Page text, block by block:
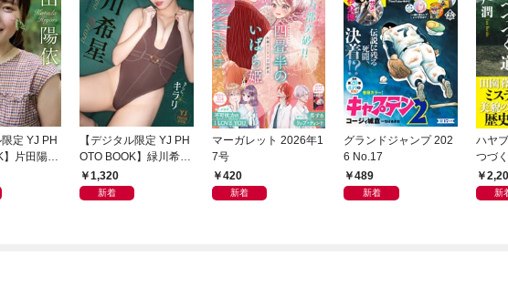
限定 YJ PH
片田陽依
日和」
【デジタル限定 YJ PH
OTO BOOK】緑川希星
写真集「きらら、キラ
リ」
1,320
新着
マーガレット 2026年1
7号
420
新着
グランドジャンプ 202
6 No.17
489
新着
ハヤ
つづ
新